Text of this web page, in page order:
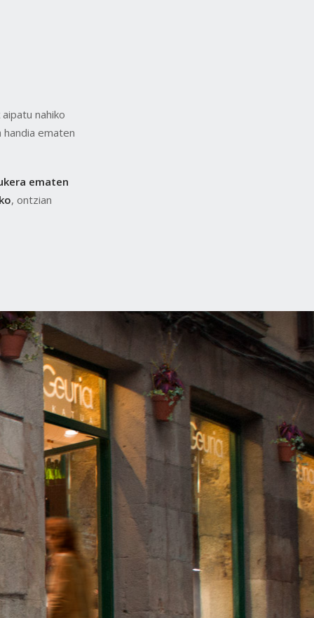
aipatu nahiko
ematen
ematen
, ontzian